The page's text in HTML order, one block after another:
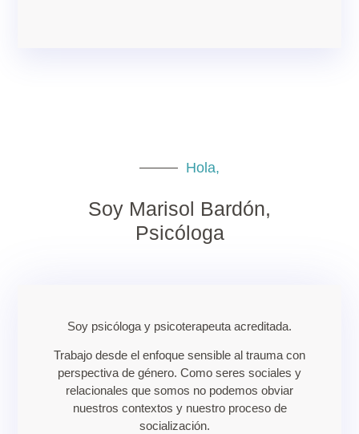
Hola,
Soy Marisol Bardón,
Psicóloga
Soy psicóloga y psicoterapeuta acreditada.
Trabajo desde el enfoque sensible al trauma con
perspectiva de género. Como seres sociales y
relacionales que somos no podemos obviar
nuestros contextos y nuestro proceso de
socialización.